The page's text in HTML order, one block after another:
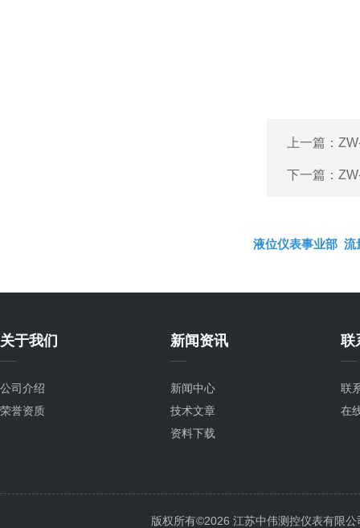
上一篇：
下一篇：
液位仪表事业部 流
关于我们
公司介绍
荣誉资质
新闻资讯
新闻中心
技术文章
资料下载
联
联
在
版权所有©2026 江苏中伟测控仪表有限